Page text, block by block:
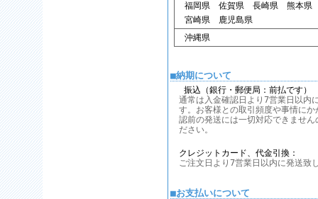
福岡県 佐賀県 長崎県 熊本県
宮崎県 鹿児島県
沖縄県
■納期について
振込（銀行・郵便局：前払です）
通常は入金確認日より7営業日以内
す。お客様との取引頻度や事情に
認前の発送には一切対応できませ
ださい。
クレジットカード、代金引換：
ご注文日より7営業日以内に発送致
■お支払いについて